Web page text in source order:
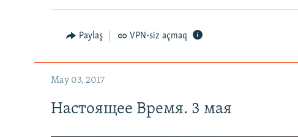
Paylaş VPN-siz açmaq
May 03, 2017
Настоящее Время. 3 мая